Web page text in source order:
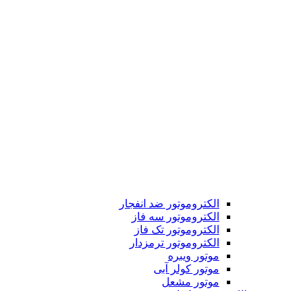
الکتروموتور ضد انفجار
الکتروموتور سه فاز
الکتروموتور تک فاز
الکتروموتور ترمزدار
موتور ویبره
موتور کولر آبی
موتور مشعل